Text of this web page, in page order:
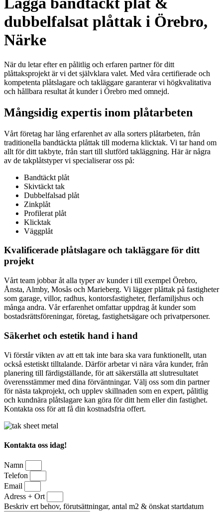
dubbelfalsat plåttak i Örebro,
Närke
När du letar efter en pålitlig och erfaren partner för ditt
plåttaksprojekt är vi det självklara valet. Med våra certifierade och
kompetenta plåtslagare och takläggare garanterar vi högkvalitativa
och hållbara resultat åt kunder i Örebro med omnejd.
Mångsidig expertis inom plåtarbeten
Vårt företag har lång erfarenhet av alla sorters plåtarbeten, från
traditionella bandtäckta plåttak till moderna klicktak. Vi tar hand om
allt för ditt takbyte, från start till slutförd takläggning. Här är några
av de takplåtstyper vi specialiserar oss på:
Bandtäckt plåt
Skivtäckt tak
Dubbelfalsad plåt
Zinkplåt
Profilerat plåt
Klicktak
Väggplåt
Kvalificerade plåtslagare och takläggare för ditt
projekt
Vårt team jobbar åt alla typer av kunder i till exempel Örebro,
Ånsta, Almby, Mosås och Marieberg. Vi lägger plåttak på fastigheter
som garage, villor, radhus, kontorsfastigheter, flerfamiljshus och
många andra. Vår erfarenhet omfattar uppdrag åt kunder som
bostadsrättsföreningar, företag, fastighetsägare och privatpersoner.
Säkerhet och estetik hand i hand
Vi förstår vikten av att ett tak inte bara ska vara funktionellt, utan
också estetiskt tilltalande. Därför arbetar vi nära våra kunder, från
planering till färdigställande, för att säkerställa att slutresultatet
överensstämmer med dina förväntningar. Välj oss som din partner
för nästa takprojekt, och upplev skillnaden som en expert, pålitlig
och kundnära plåtslagare kan göra för ditt hem eller din fastighet.
Kontakta oss för att få din kostnadsfria offert.
Kontakta oss idag!
Namn
Telefon
Email
Adress + Ort
Beskriv ert behov, förutsättningar, antal m2 & önskat startdatum